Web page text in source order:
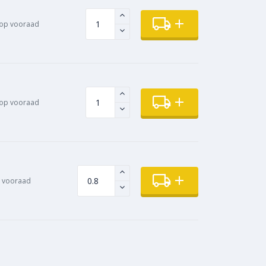
op vooraad
op vooraad
vooraad